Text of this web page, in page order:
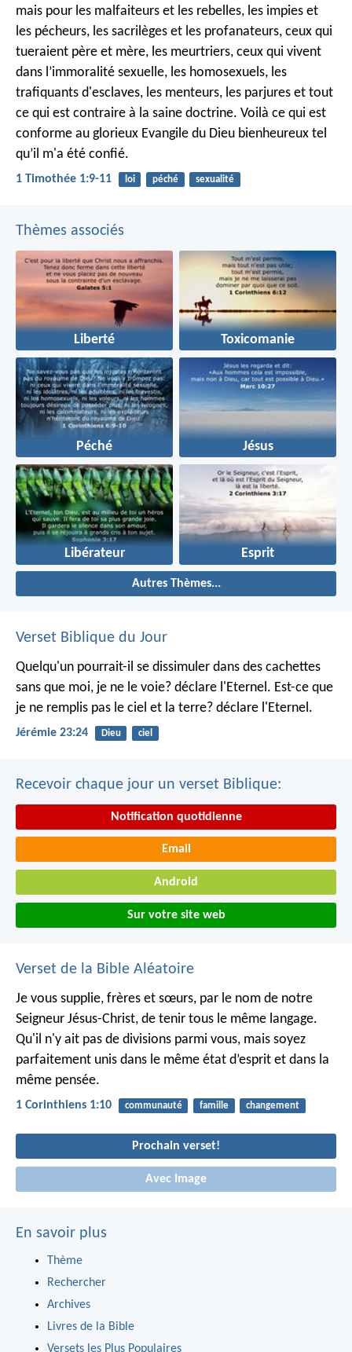
mais pour les malfaiteurs et les rebelles, les impies et
les pécheurs, les sacrilèges et les profanateurs, ceux qui
tueraient père et mère, les meurtriers, ceux qui vivent
dans l’immoralité sexuelle, les homosexuels, les
trafiquants d'esclaves, les menteurs, les parjures et tout
ce qui est contraire à la saine doctrine. Voilà ce qui est
conforme au glorieux Evangile du Dieu bienheureux tel
qu’il m'a été confié.
1 Timothée 1:9-11 loi péché sexualité
Thèmes associés
Liberté Toxicomanie
Péché Jésus
Libérateur Esprit
Autres Thèmes...
Verset Biblique du Jour
Quelqu'un pourrait-il se dissimuler dans des cachettes
sans que moi, je ne le voie? déclare l'Eternel. Est-ce que
je ne remplis pas le ciel et la terre? déclare l'Eternel.
Jérémie 23:24 Dieu ciel
Recevoir chaque jour un verset Biblique:
Notification quotidienne
Email
Android
Sur votre site web
Verset de la Bible Aléatoire
Je vous supplie, frères et sœurs, par le nom de notre
Seigneur Jésus-Christ, de tenir tous le même langage.
Qu'il n'y ait pas de divisions parmi vous, mais soyez
parfaitement unis dans le même état d’esprit et dans la
même pensée.
1 Corinthiens 1:10 communauté famille changement
Prochain verset!
Avec Image
En savoir plus
Thème
Rechercher
Archives
Livres de la Bible
Versets les Plus Populaires